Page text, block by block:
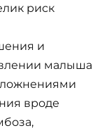
риск
и
малыша
вроде